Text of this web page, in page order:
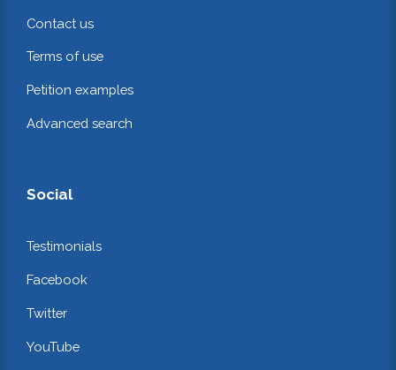
Contact us
Terms of use
Petition examples
Advanced search
Social
Testimonials
Facebook
Twitter
YouTube